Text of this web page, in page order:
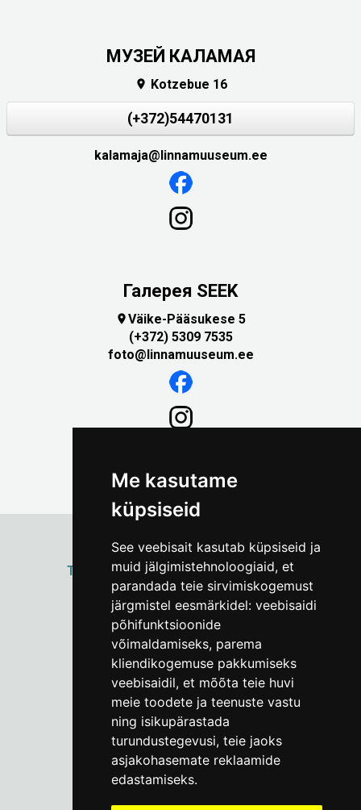
Me kasutame
küpsiseid
See veebisait kasutab küpsiseid ja
muid jälgimistehnoloogiaid, et
parandada teie sirvimiskogemust
järgmistel eesmärkidel: veebisaidi
põhifunktsioonide
võimaldamiseks, parema
kliendikogemuse pakkumiseks
veebisaidil, et mõõta teie huvi
meie toodete ja teenuste vastu
ning isikupärastada
turundustegevusi, teie jaoks
asjakohasemate reklaamide
edastamiseks.
МУЗЕЙ КАЛАМАЯ
 Kotzebue 16
(+372)54470131
kalamaja@linnamuuseum.ee
Галерея SEEK
Väike-Pääsukese 5
(+372) 5309 7535
foto@linnamuuseum.ee
ТАЛЛИННСКИЙГОРОДСКОЙ МУЗЕЙ
Vene 17
Пн–Пт 9–17:(+372) 610 4178
info@linnamuuseum.ee